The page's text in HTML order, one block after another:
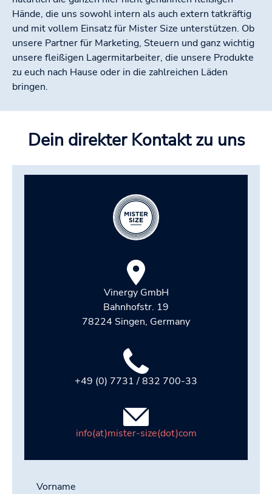
Hände, die uns sowohl intern als auch extern tatkräftig
und mit vollem Einsatz für Mister Size unterstützen. Ob
unsere Partner für Marketing, Steuern und ganz wichtig
unsere fleißigen Lagermitarbeiter, die unsere Produkte
zu euch nach Hause oder in die zahlreichen Läden
bringen.
Dein direkter Kontakt zu uns
Vinergy GmbH
Bahnhofstr. 19
78224 Singen, Germany
+49 (0) 7731 / 832 700-33
info(at)mister-size(dot)com
Vorname